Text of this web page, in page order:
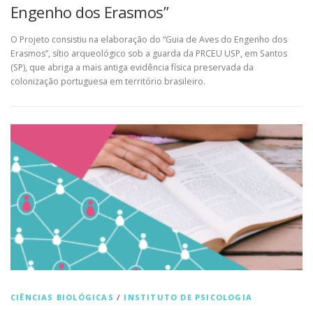
Engenho dos Erasmos”
O Projeto consistiu na elaboração do “Guia de Aves do Engenho dos
Erasmos”, sítio arqueológico sob a guarda da PRCEU USP, em Santos
(SP), que abriga a mais antiga evidência física preservada da
colonização portuguesa em território brasileiro.
CIÊNCIAS BIOLÓGICAS / INSTITUTO DE PSICOLOGIA